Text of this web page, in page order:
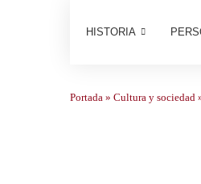
HISTORIA
Portada » Cultura y sociedad